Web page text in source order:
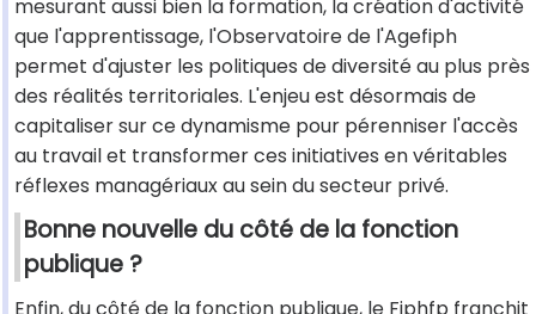
mesurant aussi bien la formation, la création d'activité
que l'apprentissage, l'Observatoire de l'Agefiph
permet d'ajuster les politiques de diversité au plus près
des réalités territoriales. L'enjeu est désormais de
capitaliser sur ce dynamisme pour pérenniser l'accès
au travail et transformer ces initiatives en véritables
réflexes managériaux au sein du secteur privé.
Bonne nouvelle du côté de la fonction
publique ?